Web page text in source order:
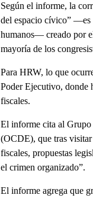
Según el informe, la
del espacio cívico” ―es
humanos― creado por
mayoría de los
Para HRW, lo que
Poder Ejecutivo, donde
fiscales.
El informe cita al Grupo
(OCDE), que tras visitar
fiscales, propuestas
el crimen organizado”.
El informe agrega que